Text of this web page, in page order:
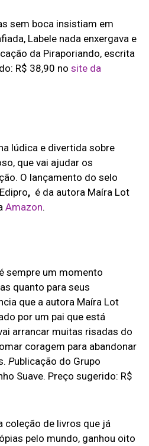
sem boca insistiam em
Labele nada enxergava e
da Piraporiando, escrita
R$ 38,90 no site da
lúdica e divertida sobre
que vai ajudar os
O lançamento do selo
, é da autora Maíra Lot
Amazon.
sempre um momento
quanto para seus
que a autora Maíra Lot
por um pai que está
arrancar muitas risadas do
coragem para abandonar
Publicação do Grupo
Suave. Preço sugerido: R$
coleção de livros que já
pelo mundo, ganhou oito